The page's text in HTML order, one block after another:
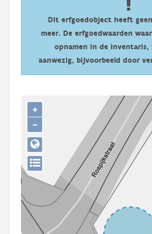
Persoon of collectief
Downloads
Aanmelden
Dit erfgoedobject heeft
meer. De erfgoedwaarden
opnamen in de
aanwezig, bijvoorbeeld door
+
−